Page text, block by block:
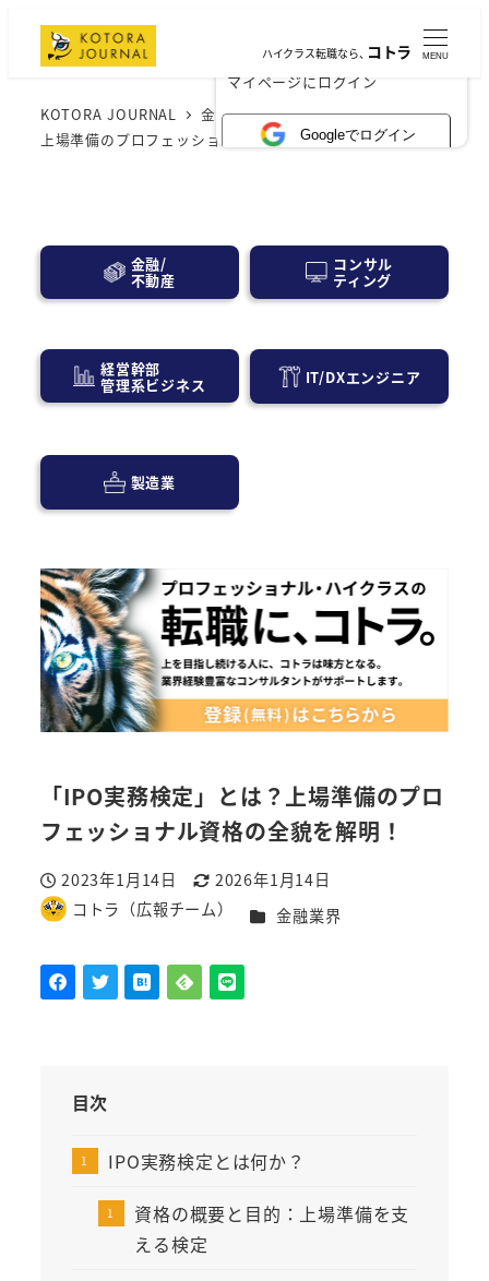
×
マイページにログイン
Googleでログイン
ハイクラス転職なら、コトラ MENU
KOTORA JOURNAL 金融業界
「IPO実務検定」とは？
上場準備のプロフェッショナル資格の全貌を解明！
金融/
不動産
コンサル
ティング
経営幹部
管理系ビジネス IT/DXエンジニア
製造業
「IPO実務検定」とは？上場準備のプロ
フェッショナル資格の全貌を解明！
投稿日
2023年1月14日
更新日
2026年1月14日
著
コトラ（広報チーム） カテゴリー
金融業界
目次
IPO実務検定とは何か？
資格の概要と目的：上場準備を支
える検定